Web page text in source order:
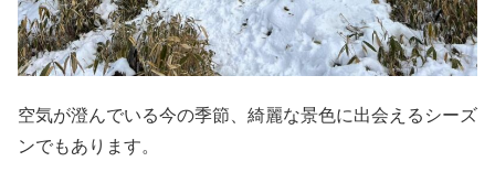
空気が澄んでいる今の季節、綺麗な景色に出会えるシーズ
ンでもあります。